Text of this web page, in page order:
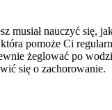
nauczyć się,
pomoże Ci
żeglować po
się o zachorowanie.